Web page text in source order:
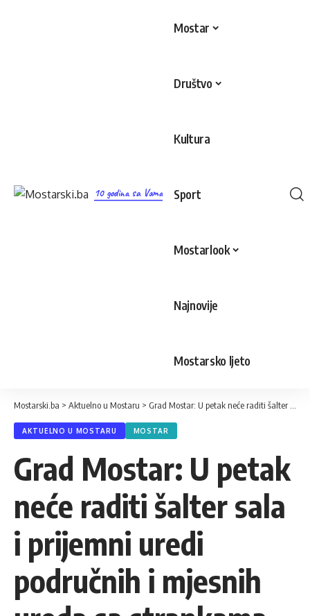
10 godina sa Vama
Mostar
Društvo
Kultura
Sport
Mostarlook
Najnovije
Mostarsko ljeto
Mostarski.ba > Aktuelno u Mostaru > Grad Mostar: U petak neće raditi šalter sala i prijemni uredi područnih i mjesnih ureda sa strankama
AKTUELNO U MOSTARU MOSTAR
Grad Mostar: U petak
neće raditi šalter sala
i prijemni uredi
područnih i mjesnih